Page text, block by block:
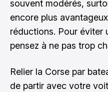
souvent modérés,
encore plus
réductions. Pour éviter
pensez à ne pas trop
Relier la Corse par
de partir avec votre